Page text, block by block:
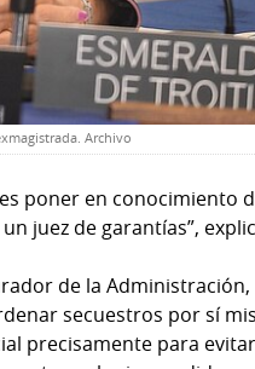
Archivo
poner en conocimiento
juez de garantías”,
de la Administración,
secuestros por sí
precisamente para